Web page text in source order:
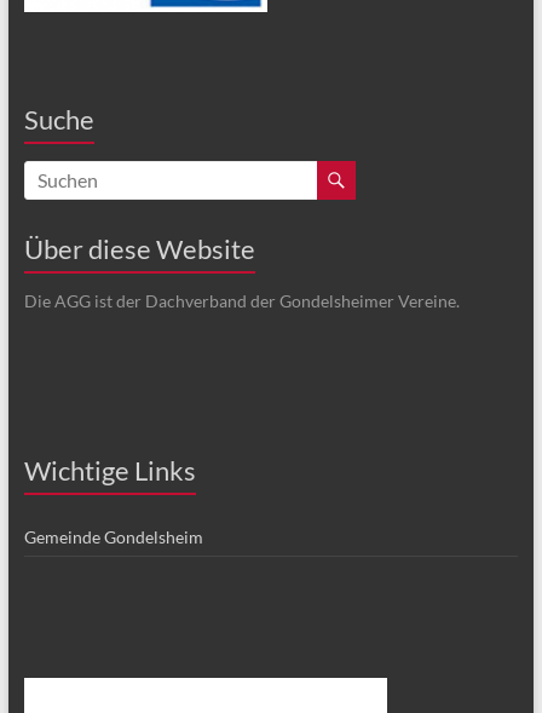
Suche
Über diese Website
Die AGG ist der Dachverband der Gondelsheimer Vereine.
Wichtige Links
Gemeinde Gondelsheim